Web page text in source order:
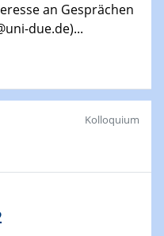
an Gesprächen
due.de)...
Kolloquium